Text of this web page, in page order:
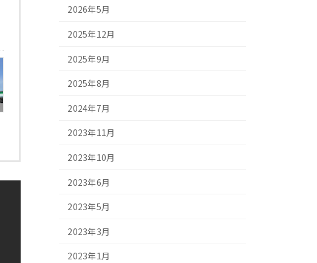
2026年5月
2025年12月
2025年9月
2025年8月
2024年7月
2023年11月
2023年10月
2023年6月
2023年5月
2023年3月
2023年1月